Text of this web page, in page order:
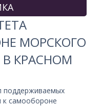
МОРСКОГО
В КРАСНОМ
поддерживаемых
к самообороне